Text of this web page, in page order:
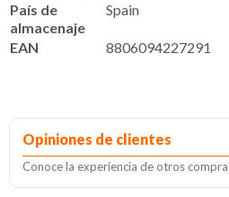
País de
almacenaje
Spain
EAN 8806094227291
Opiniones de clientes
Conoce la experiencia de otros